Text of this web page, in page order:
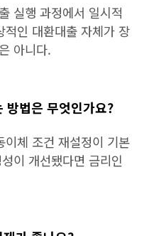
실행 과정에서 일시적
인 대환대출 자체가 장
아니다.
방법은 무엇인가요?
체 조건 재설정이 기본
이 개선됐다면 금리인